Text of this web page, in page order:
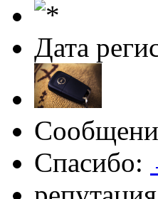
Дата
Спасибо: